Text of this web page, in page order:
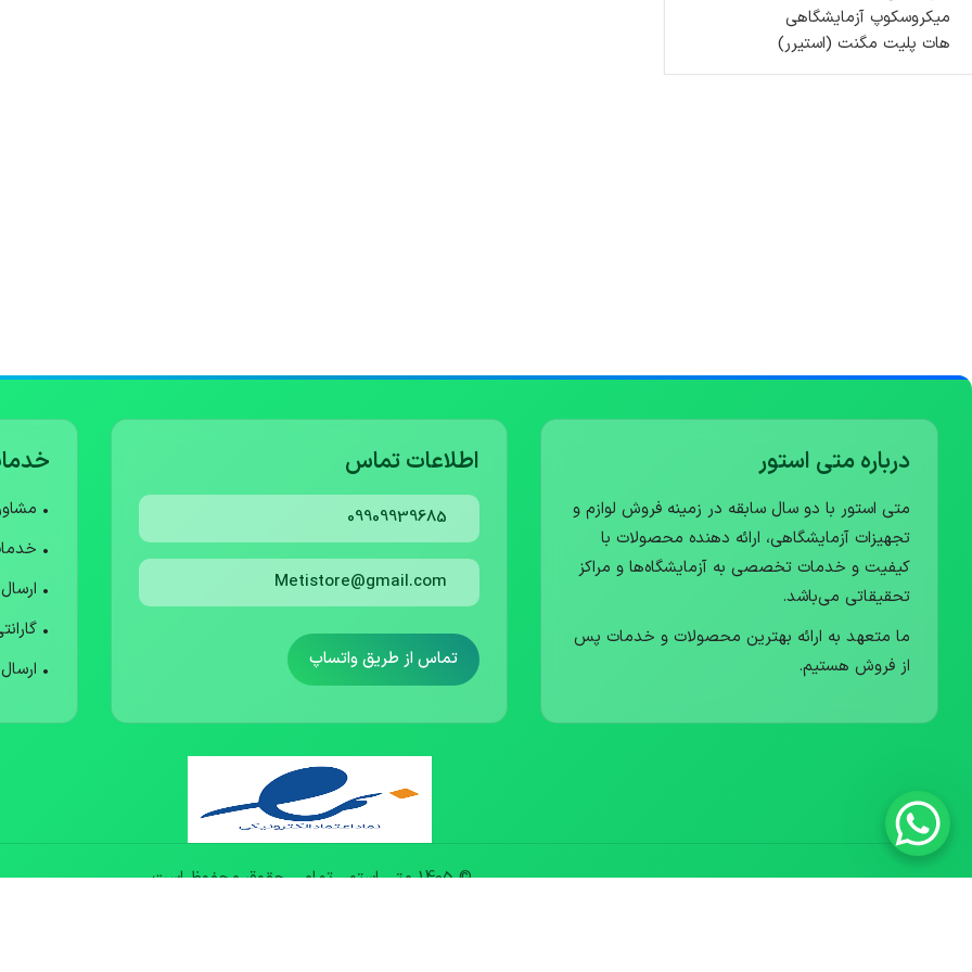
میکروسکوپ آزمایشگاهی
هات پلیت مگنت (استیرر)
درباره متی استور
متی استور با دو سال سابقه در زمینه فروش لوازم و
تجهیزات آزمایشگاهی، ارائه دهنده محصولات با
کیفیت و خدمات تخصصی به آزمایشگاه‌ها و مراکز
تحقیقاتی می‌باشد.
ما متعهد به ارائه بهترین محصولات و خدمات پس
از فروش هستیم.
اطلاعات تماس
09909939685
Metistore@gmail.com
تماس از طریق واتساپ
•
•
•
•
•
© 1405 متی استور. تمامی حقوق محفوظ است.